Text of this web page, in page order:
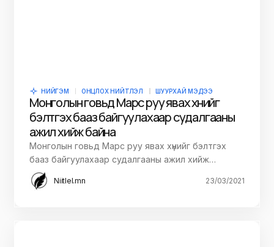
НИЙГЭМ ОНЦЛОХ НИЙТЛЭЛ ШУУРХАЙ МЭДЭЭ
Монголын говьд Марс руу явах хүнийг
бэлтгэх бааз байгуулахаар судалгааны
ажил хийж байна
Монголын говьд Марс руу явах хүнийг бэлтгэх
бааз байгуулахаар судалгааны ажил хийж…
Niitlel.mn 23/03/2021